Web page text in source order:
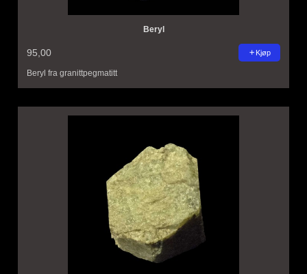
Beryl
95,00 Kjøp
Beryl fra granittpegmatitt